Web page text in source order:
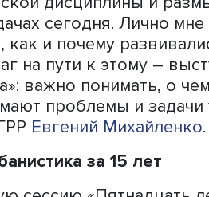
и
имени
на форум,
работы, и
Факультет
на своей странице